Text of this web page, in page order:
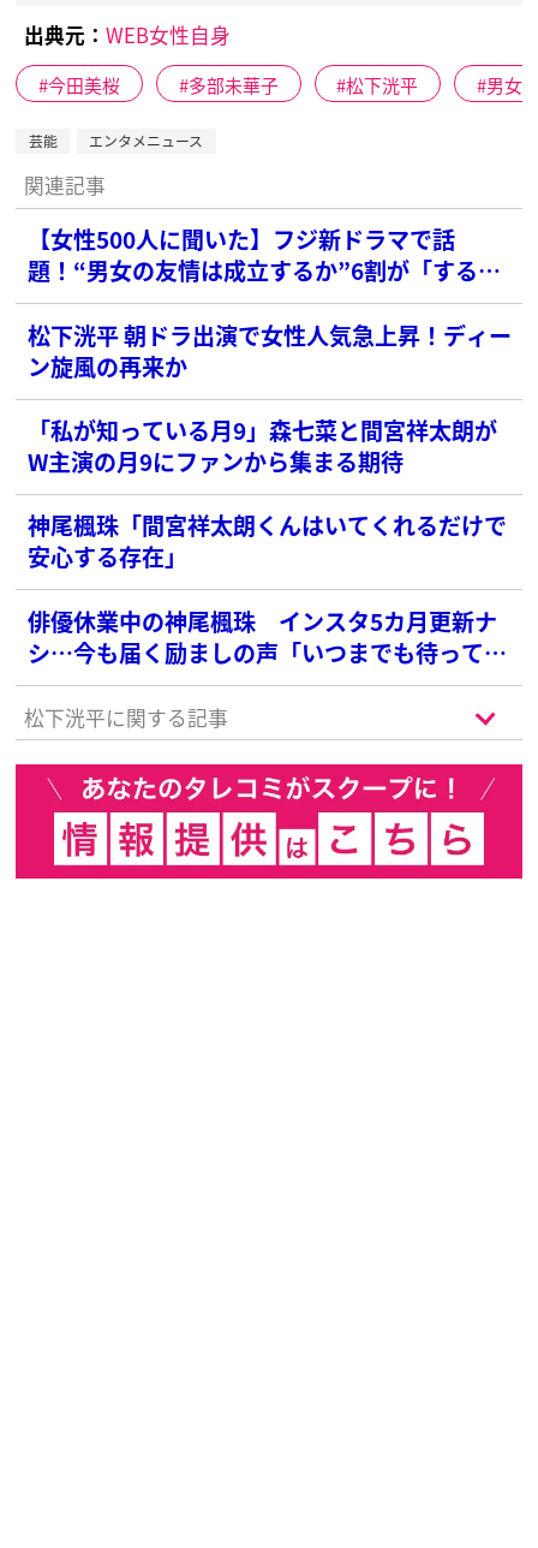
出典元： WEB女性自身
今田美桜 多部未華子 松下洸平 男女
芸能 エンタメニュース
関連記事
【女性500人に聞いた】フジ新ドラマで話
題！“男女の友情は成立するか”6割が「する」
と答えたワケは？
松下洸平 朝ドラ出演で女性人気急上昇！ディー
ン旋風の再来か
「私が知っている月9」森七菜と間宮祥太朗が
W主演の月9にファンから集まる期待
神尾楓珠「間宮祥太朗くんはいてくれるだけで
安心する存在」
俳優休業中の神尾楓珠 インスタ5カ月更新ナ
シ…今も届く励ましの声「いつまでも待ってい
ます」
松下洸平に関する記事